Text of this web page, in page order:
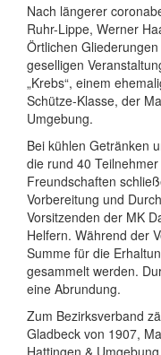
Nach längerer
Ruhr-Lippe, Werner
Örtlichen
geselligen
„Krebs“, einem
Schütze-Klasse, der
Umgebung.
Bei kühlen Getränken
die rund 40
Freundschaften
Vorbereitung und
Vorsitzenden der MK
Helfern. Während der
Summe für die
gesammelt werden.
eine Abrundung.
Zum Bezirksverband
Gladbeck von 1907,
Hattingen &